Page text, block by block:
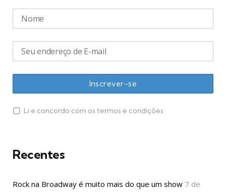
Li e concordo com os termos e condições
Recentes
Rock na Broadway é muito mais do que um show 7 de